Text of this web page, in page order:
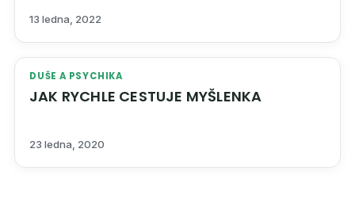
13 ledna, 2022
DUŠE A PSYCHIKA
JAK RYCHLE CESTUJE MYŠLENKA
23 ledna, 2020